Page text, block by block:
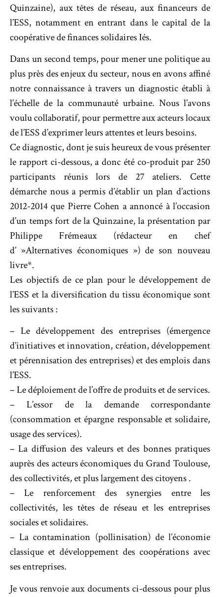
Quinzaine), aux têtes de réseau, aux financeurs de
l’ESS, notamment en entrant dans le capital de la
coopérative de finances solidaires Iés.
Dans un second temps, pour mener une politique au
plus près des enjeux du secteur, nous en avons affiné
notre connaissance à travers un diagnostic établi à
l’échelle de la communauté urbaine. Nous l’avons
voulu collaboratif, pour permettre aux acteurs locaux
de l’ESS d’exprimer leurs attentes et leurs besoins.
Ce diagnostic, dont je suis heureux de vous présenter
le rapport ci-dessous, a donc été co-produit par 250
participants réunis lors de 27 ateliers. Cette
démarche nous a permis d’établir un plan d’actions
2012-2014 que Pierre Cohen a annoncé à l’occasion
d’un temps fort de la Quinzaine, la présentation par
Philippe Frémeaux (rédacteur en chef
d’ »Alternatives économiques ») de son nouveau
livre*.
Les objectifs de ce plan pour le développement de
l’ESS et la diversification du tissu économique sont
les suivants :
– Le développement des entreprises (émergence
d’initiatives et innovation, création, développement
et pérennisation des entreprises) et des emplois dans
l’ESS.
– Le déploiement de l’offre de produits et de services.
– L’essor de la demande correspondante
(consommation et épargne responsable et solidaire,
usage des services).
– La diffusion des valeurs et des bonnes pratiques
auprès des acteurs économiques du Grand Toulouse,
des collectivités, et plus largement des citoyens .
– Le renforcement des synergies entre les
collectivités, les têtes de réseau et les entreprises
sociales et solidaires.
– La contamination (pollinisation) de l’économie
classique et développement des coopérations avec
ses entreprises.
Je vous renvoie aux documents ci-dessous pour plus